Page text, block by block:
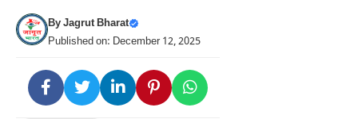
ByJagrut Bharat
Published on: December 12, 2025